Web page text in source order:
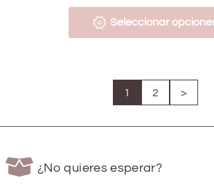
Seleccionar
1 2 >
¿No quieres esperar?